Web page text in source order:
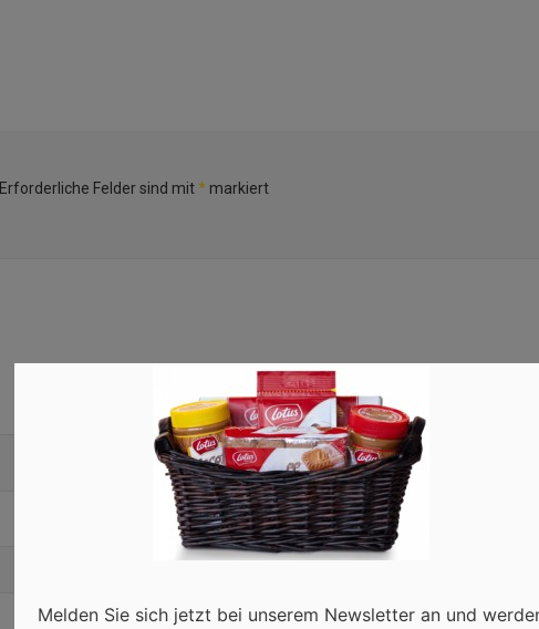
Erforderliche Felder sind mit* markiert
Melden Sie sich jetzt bei unserem Newsletter an und